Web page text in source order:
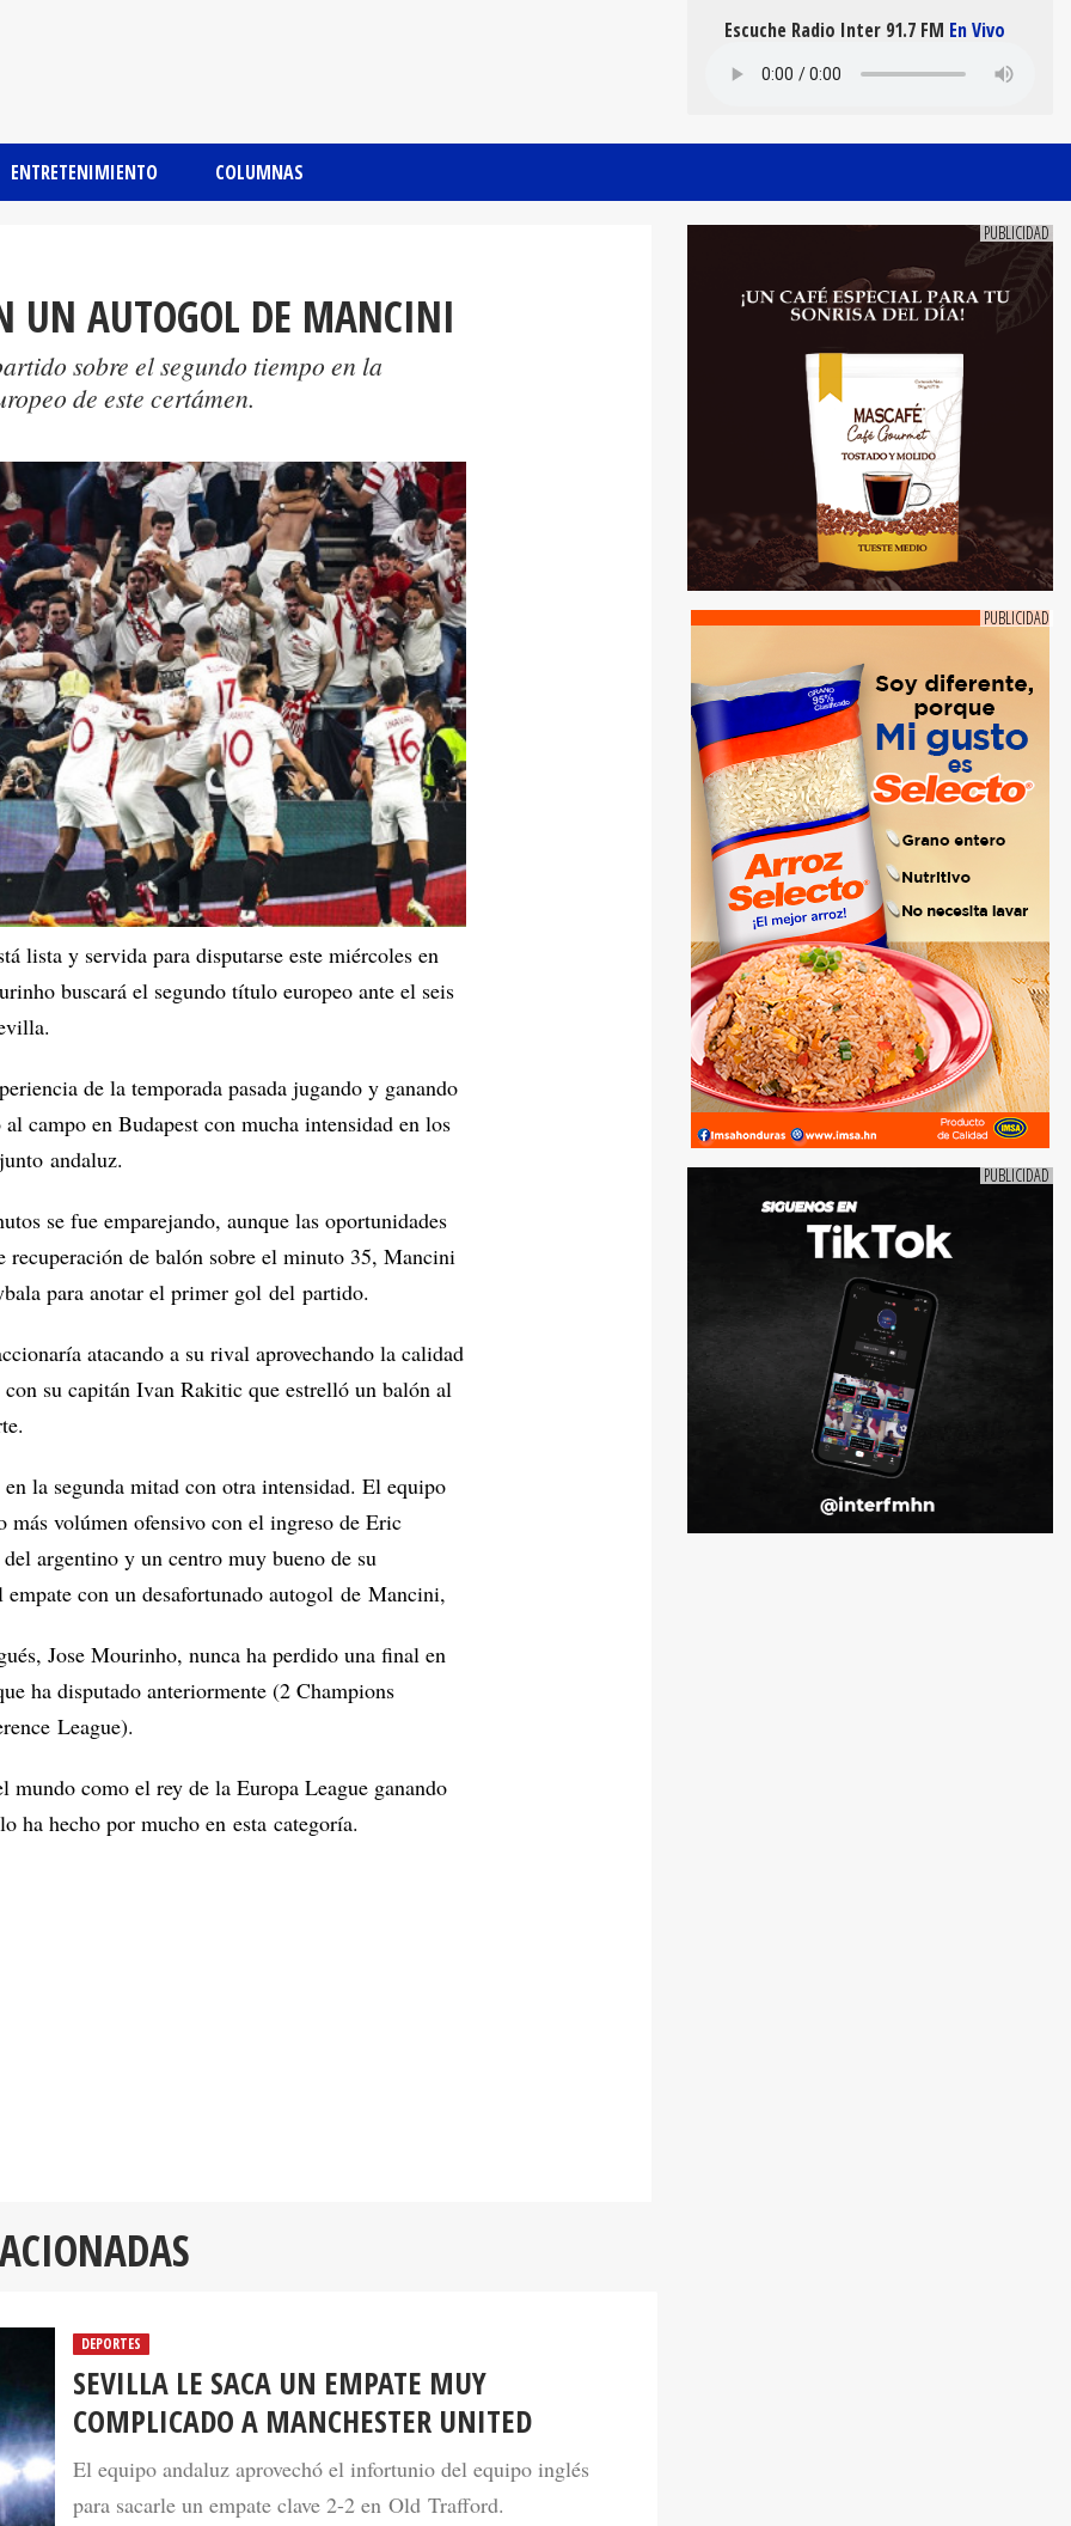
ENTRETENIMIENTO COLUMNAS
Escuche Radio Inter 91.7 FM En Vivo
UN AUTOGOL DE MANCINI
sobre el segundo tiempo en la
de este certámen.
lista y servida para disputarse este miércoles en
buscará el segundo título europeo ante el seis
de la temporada pasada jugando y ganando
campo en Budapest con mucha intensidad en los
andaluz.
se fue emparejando, aunque las oportunidades
recuperación de balón sobre el minuto 35, Mancini
para anotar el primer gol del partido.
atacando a su rival aprovechando la calidad
su capitán Ivan Rakitic que estrelló un balón al
la segunda mitad con otra intensidad. El equipo
volúmen ofensivo con el ingreso de Eric
argentino y un centro muy bueno de su
con un desafortunado autogol de Mancini,
Jose Mourinho, nunca ha perdido una final en
ha disputado anteriormente (2 Champions
League).
mundo como el rey de la Europa League ganando
ha hecho por mucho en esta categoría.
DEPORTES
SEVILLA LE SACA UN EMPATE MUY
COMPLICADO A MANCHESTER UNITED
El equipo andaluz aprovechó el infortunio del equipo inglés
para sacarle un empate clave 2-2 en Old Trafford.